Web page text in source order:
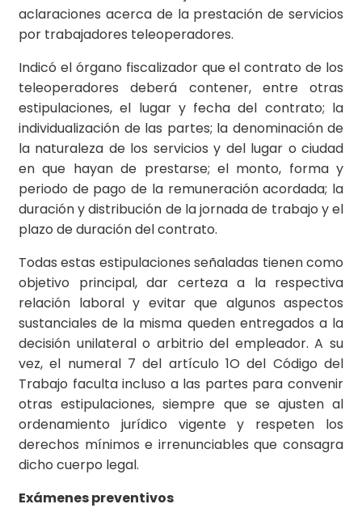
aclaraciones acerca de la prestación de servicios
por trabajadores teleoperadores.
Indicó el órgano fiscalizador que el contrato de los
teleoperadores deberá contener, entre otras
estipulaciones, el lugar y fecha del contrato; la
individualización de las partes; la denominación de
la naturaleza de los servicios y del lugar o ciudad
en que hayan de prestarse; el monto, forma y
periodo de pago de la remuneración acordada; la
duración y distribución de la jornada de trabajo y el
plazo de duración del contrato.
Todas estas estipulaciones señaladas tienen como
objetivo principal, dar certeza a la respectiva
relación laboral y evitar que algunos aspectos
sustanciales de la misma queden entregados a la
decisión unilateral o arbitrio del empleador. A su
vez, el numeral 7 del artículo 1O del Código del
Trabajo faculta incluso a las partes para convenir
otras estipulaciones, siempre que se ajusten al
ordenamiento jurídico vigente y respeten los
derechos mínimos e irrenunciables que consagra
dicho cuerpo legal.
Exámenes preventivos